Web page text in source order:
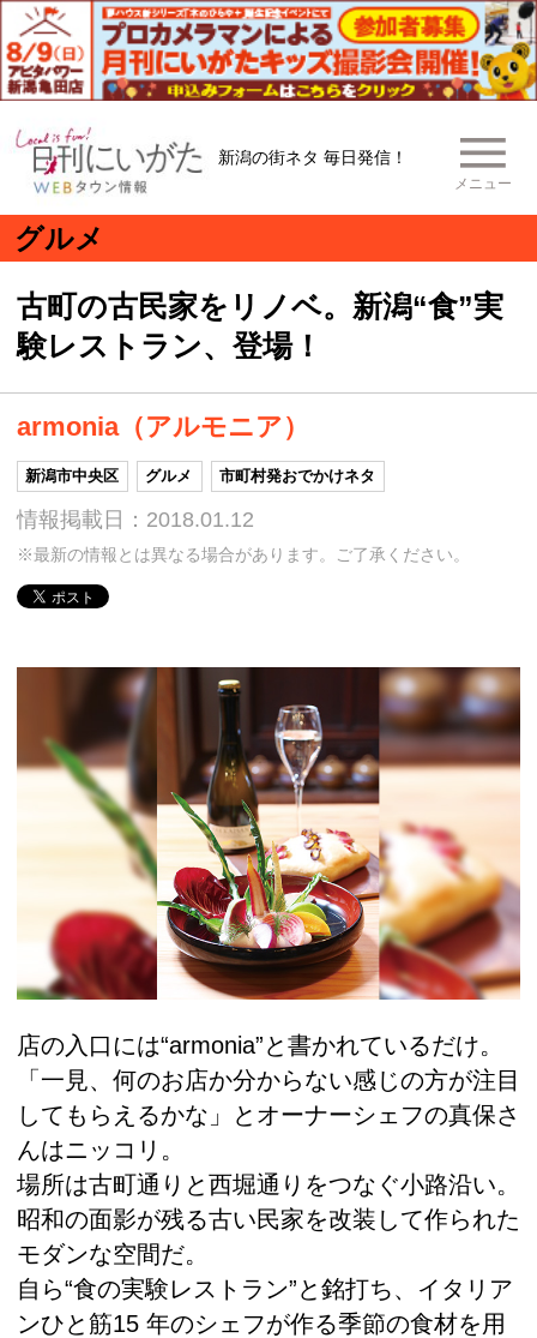
新潟の街ネタ 毎日発信！
メニュー
グルメ
古町の古民家をリノベ。新潟“食”実
験レストラン、登場！
armonia（アルモニア）
新潟市中央区 グルメ 市町村発おでかけネタ
情報掲載日：2018.01.12
※最新の情報とは異なる場合があります。ご了承ください。
店の入口には“armonia”と書かれているだけ。
「一見、何のお店か分からない感じの方が注目
してもらえるかな」とオーナーシェフの真保さ
んはニッコリ。
場所は古町通りと西堀通りをつなぐ小路沿い。
昭和の面影が残る古い民家を改装して作られた
モダンな空間だ。
自ら“食の実験レストラン”と銘打ち、イタリア
ンひと筋15 年のシェフが作る季節の食材を用